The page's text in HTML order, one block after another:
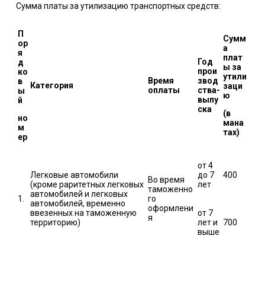
Сумма платы за утилизацию транспортных средств:
П
ор
я
д
ко
в
ы
й
но
м
ер
Категория
Время
оплаты
Год
прои
звод
ства-
выпу
ска
Сумм
а
плат
ы за
утили
заци
ю
(в
мана
тах)
1.
Легковые автомобили
(кроме раритетных легковых
автомобилей и легковых
автомобилей, временно
ввезенных на таможенную
территорию)
Во время
таможенно
го
оформлени
я
от 4
до 7
лет
400
от 7
лет и
выше
700